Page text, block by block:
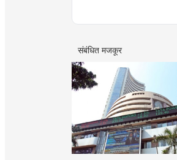
संबंधित मजकूर